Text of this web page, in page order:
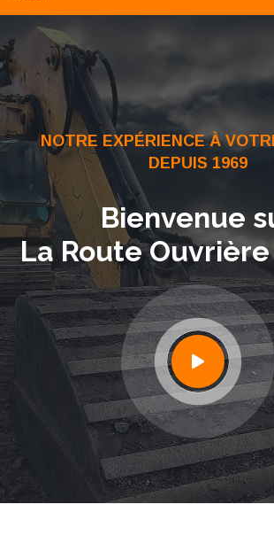
NOTRE EXPÉRIENCE À
DEPUIS 1969
Bienvenue
La Route